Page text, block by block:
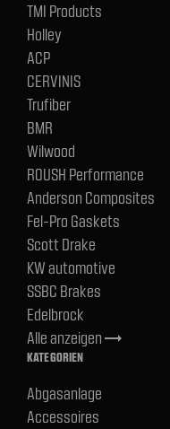
TMI Products
Holley
ACP
CERVINIS
Trufiber
BMR
Wilwood
ROUSH Performance
Anderson Composites
Fel-Pro Gaskets
Scott Drake
KW automotive
SSBC Brakes
Edelbrock
Alle anzeigentrending_flat
KATEGORIEN
Abgasanlage
Accessoires